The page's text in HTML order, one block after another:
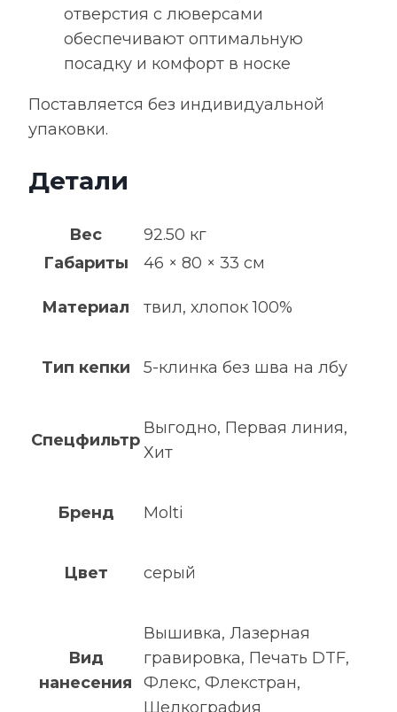
отверстия с люверсами
обеспечивают оптимальную
посадку и комфорт в носке
Поставляется без индивидуальной
упаковки.
Детали
Вес
92.50 кг
Габариты
46 × 80 × 33 см
Материал твил, хлопок 100%
Тип кепки 5-клинка без шва на лбу
Спецфильтр
Выгодно, Первая линия,
Хит
Бренд Molti
Цвет серый
Вид
нанесения
Вышивка, Лазерная
гравировка, Печать DTF,
Флекс, Флекстран,
Шелкография